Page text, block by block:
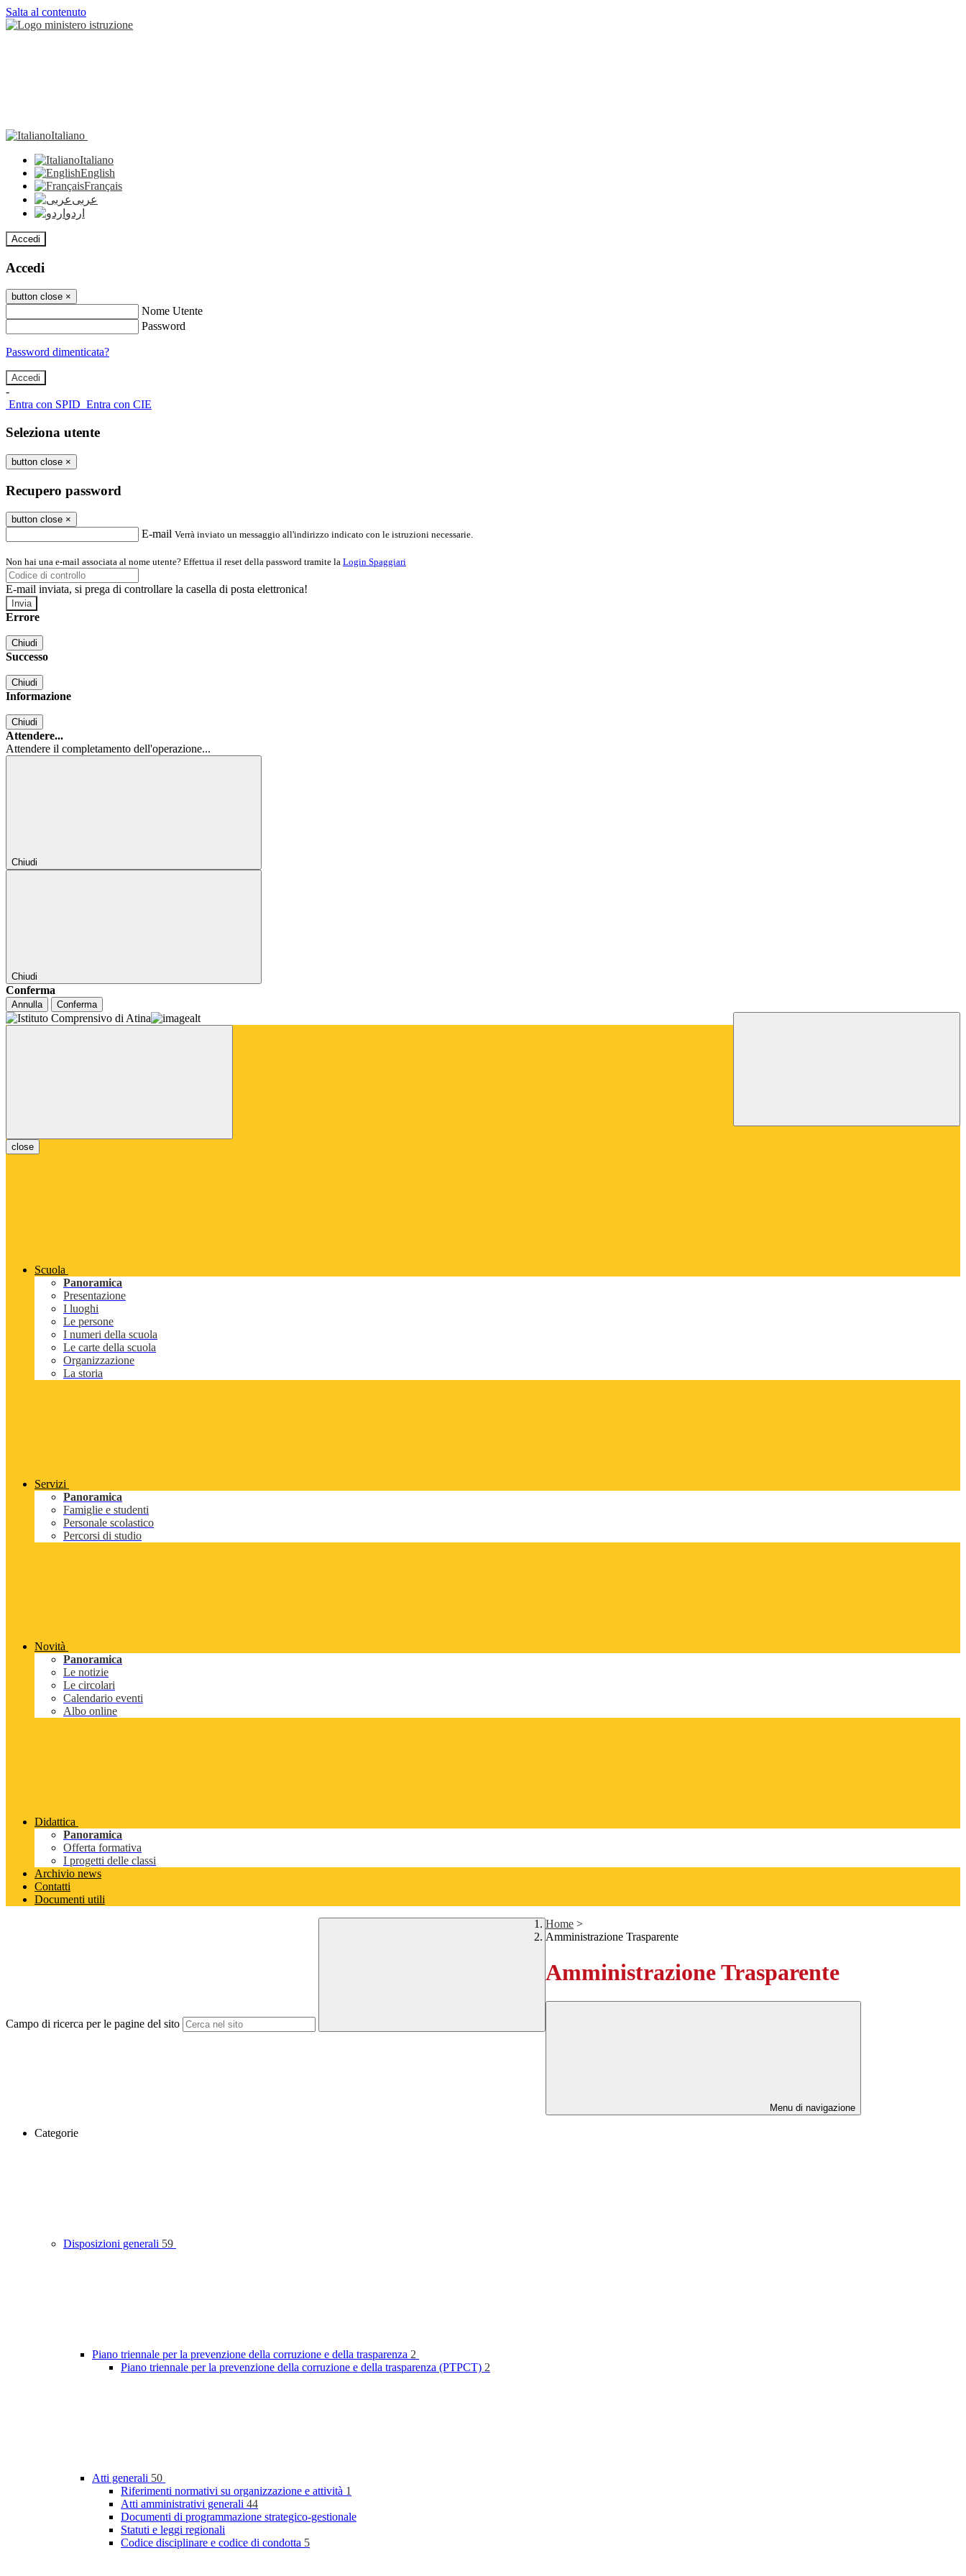
Salta al contenuto
Italiano
Italiano
English
Français
عربى
اردو
Accedi
Accedi
button close ×
Nome Utente
Password
Password dimenticata?
-
Entra con SPID Entra con CIE
Seleziona utente
button close ×
Recupero password
button close ×
E-mail Verrà inviato un messaggio all'indirizzo indicato con le istruzioni necessarie.
Non hai una e-mail associata al nome utente? Effettua il reset della password tramite la Login Spaggiari
E-mail inviata, si prega di controllare la casella di posta elettronica!
Errore
Chiudi
Successo
Chiudi
Informazione
Chiudi
Attendere...
Attendere il completamento dell'operazione...
Chiudi
Chiudi
Conferma
Annulla Conferma
close
Scuola
Panoramica
Presentazione
I luoghi
Le persone
I numeri della scuola
Le carte della scuola
Organizzazione
La storia
Servizi
Panoramica
Famiglie e studenti
Personale scolastico
Percorsi di studio
Novità
Panoramica
Le notizie
Le circolari
Calendario eventi
Albo online
Didattica
Panoramica
Offerta formativa
I progetti delle classi
Archivio news
Contatti
Documenti utili
Campo di ricerca per le pagine del sito
Home >
Amministrazione Trasparente
Amministrazione Trasparente
Menu di navigazione
Categorie
Disposizioni generali 59
Piano triennale per la prevenzione della corruzione e della trasparenza 2
Piano triennale per la prevenzione della corruzione e della trasparenza (PTPCT) 2
Atti generali 50
Riferimenti normativi su organizzazione e attività 1
Atti amministrativi generali 44
Documenti di programmazione strategico-gestionale
Statuti e leggi regionali
Codice disciplinare e codice di condotta 5